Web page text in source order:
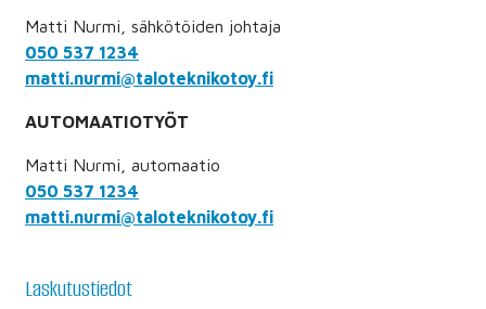
Matti Nurmi, sähkötöiden johtaja
050 537 1234
matti.nurmi@taloteknikotoy.fi
AUTOMAATIOTYÖT
Matti Nurmi, automaatio
050 537 1234
matti.nurmi@taloteknikotoy.fi
Laskutustiedot